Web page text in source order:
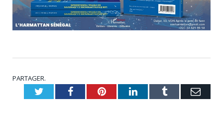
PARTAGER.
TwitterFacebookPinterestLinkedInTumblr